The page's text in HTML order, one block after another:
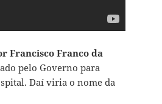
Francisco Franco da
pelo Governo para
Daí viria o nome da